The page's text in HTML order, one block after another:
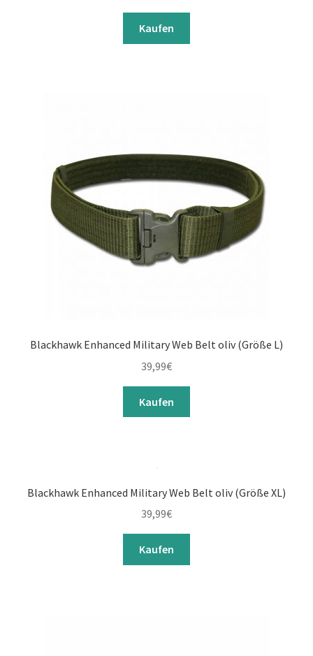
Kaufen
Blackhawk Enhanced Military Web Belt oliv (Größe L)
39,99€
Kaufen
Blackhawk Enhanced Military Web Belt oliv (Größe XL)
39,99€
Kaufen